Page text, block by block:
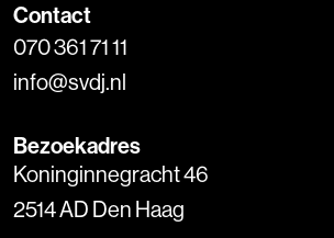
Contact
070 361 71 11
info@svdj.nl
Bezoekadres
Koninginnegracht 46
2514 AD Den Haag